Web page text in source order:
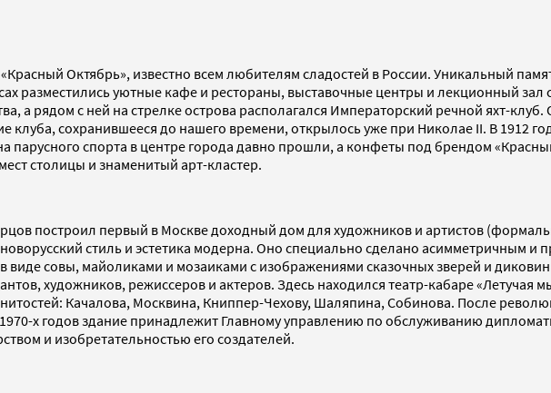
Октябрь», известно всем любителям сладостей в России. Уникальный
разместились уютные кафе и рестораны, выставочные центры и лекционный
а рядом с ней на стрелке острова располагался Императорский речной яхт-клуб.
клуба, сохранившееся до нашего времени, открылось уже при Николае II. В 1912
парусного спорта в центре города давно прошли, а конфеты под брендом
столицы и знаменитый арт-кластер.
построил первый в Москве доходный дом для художников и артистов
стиль и эстетика модерна. Оно специально сделано асимметричным и
совы, майоликами и мозаиками с изображениями сказочных зверей и
художников, режиссеров и актеров. Здесь находился театр-кабаре
Качалова, Москвина, Книппер-Чехову, Шаляпина, Собинова. После
х годов здание принадлежит Главному управлению по обслуживанию
и изобретательностью его создателей.